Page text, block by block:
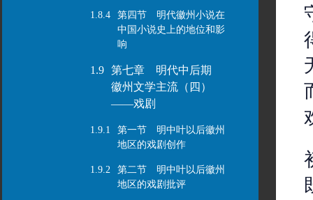
1.8.4
第四节 明代徽州小说在
中国小说史上的地位和影
响
1.9
第七章 明代中后期
徽州文学主流（四）
——戏剧
1.9.1
第一节 明中叶以后徽州
地区的戏剧创作
1.9.2
第二节 明中叶以后徽州
地区的戏剧批评